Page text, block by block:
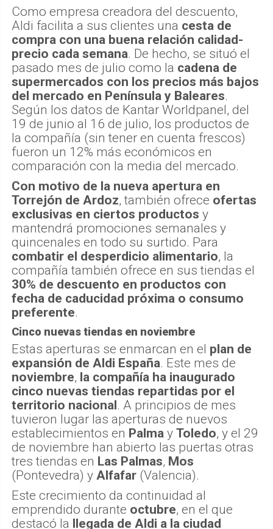
Como empresa creadora del descuento,
Aldi facilita a sus clientes una cesta de
compra con una buena relación calidad-
precio cada semana. De hecho, se situó el
pasado mes de julio como la cadena de
supermercados con los precios más bajos
del mercado en Península y Baleares.
Según los datos de Kantar Worldpanel, del
19 de junio al 16 de julio, los productos de
la compañía (sin tener en cuenta frescos)
fueron un 12% más económicos en
comparación con la media del mercado.
Con motivo de la nueva apertura en
Torrejón de Ardoz, también ofrece ofertas
exclusivas en ciertos productos y
mantendrá promociones semanales y
quincenales en todo su surtido. Para
combatir el desperdicio alimentario, la
compañía también ofrece en sus tiendas el
30% de descuento en productos con
fecha de caducidad próxima o consumo
preferente.
Cinco nuevas tiendas en noviembre
Estas aperturas se enmarcan en el plan de
expansión de Aldi España. Este mes de
noviembre, la compañía ha inaugurado
cinco nuevas tiendas repartidas por el
territorio nacional. A principios de mes
tuvieron lugar las aperturas de nuevos
establecimientos en Palma y Toledo, y el 29
de noviembre han abierto las puertas otras
tres tiendas en Las Palmas, Mos
(Pontevedra) y Alfafar (Valencia).
Este crecimiento da continuidad al
emprendido durante octubre, en el que
destacó la llegada de Aldi a la ciudad